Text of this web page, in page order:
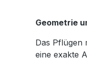
Geometrie
Das Pflügen
eine exakte